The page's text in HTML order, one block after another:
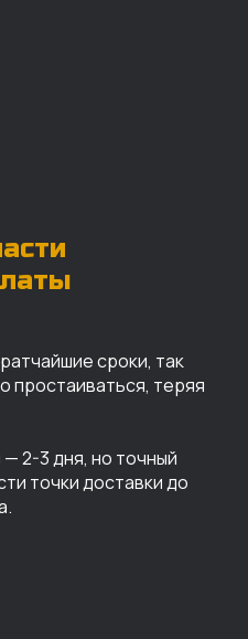
сроки, так
простаиваться, теряя
2-3 дня, но точный
точки доставки до